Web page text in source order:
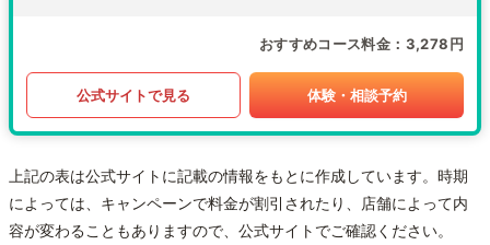
おすすめコース料金 3,278円
公式サイトで見る 体験・相談予約
上記の表は公式サイトに記載の情報をもとに作成しています。時期
によっては、キャンペーンで料金が割引されたり、店舗によって内
容が変わることもありますので、公式サイトでご確認ください。